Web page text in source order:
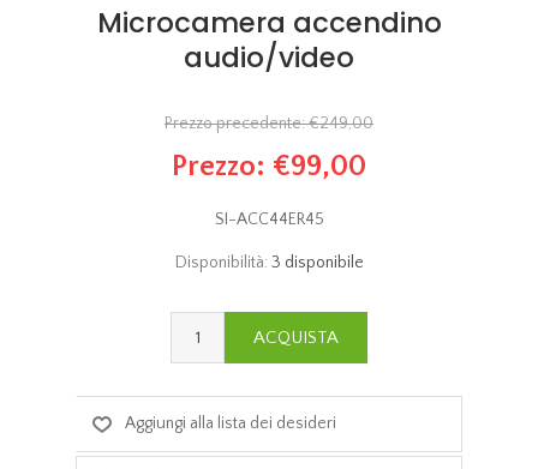
Microcamera accendino
audio/video
Prezzo precedente:€249,00
Prezzo: €99,00
SI-ACC44ER45
Disponibilità: 3 disponibile